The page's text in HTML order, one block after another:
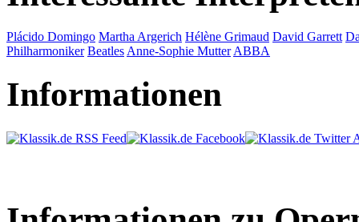
Plácido Domingo Martha Argerich Hélène Grimaud David Garrett
Philharmoniker Beatles Anne-Sophie Mutter ABBA
Informationen